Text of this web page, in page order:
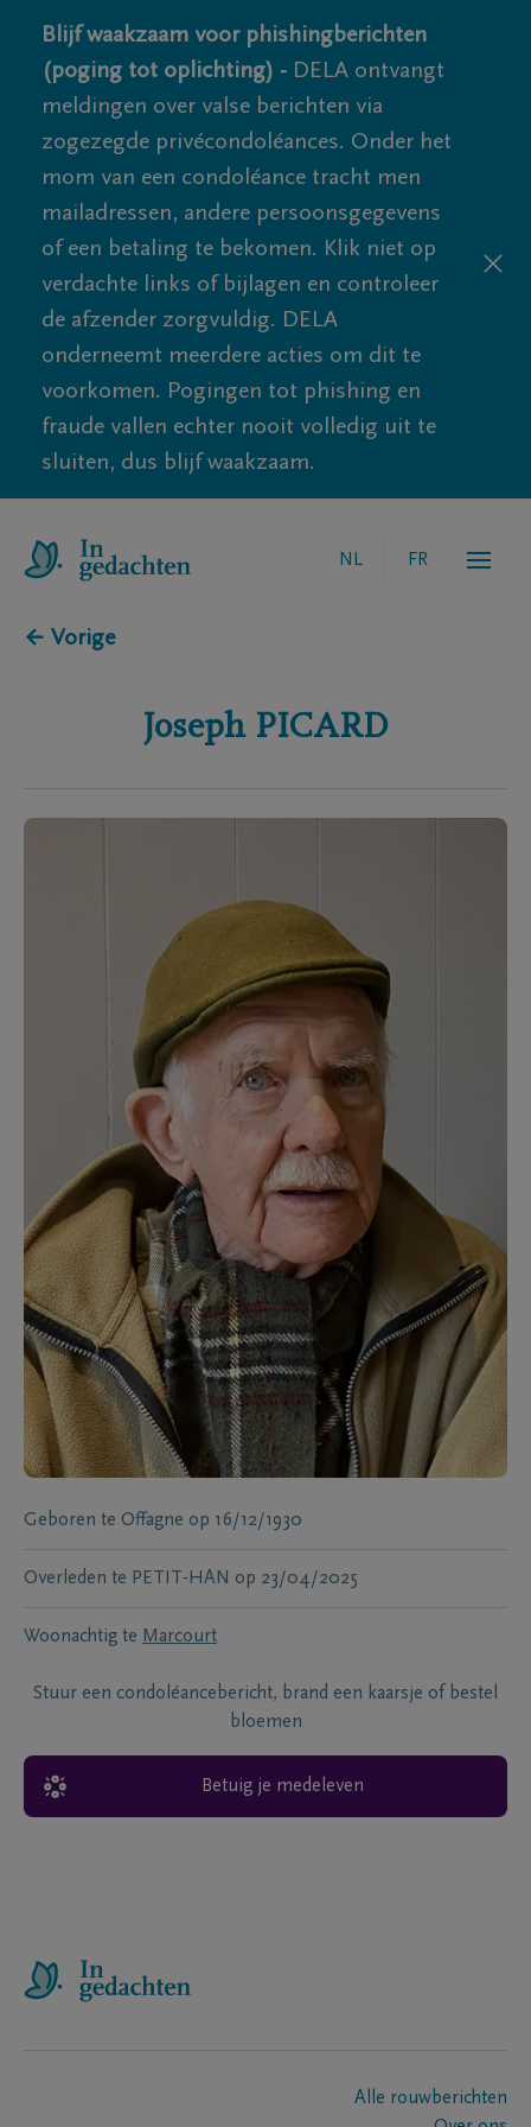
Blijf waakzaam voor phishingberichten
(poging tot oplichting) - DELA ontvangt
meldingen over valse berichten via
zogezegde privécondoléances. Onder het
mom van een condoléance tracht men
mailadressen, andere persoonsgegevens
of een betaling te bekomen. Klik niet op
verdachte links of bijlagen en controleer
de afzender zorgvuldig. DELA
onderneemt meerdere acties om dit te
voorkomen. Pogingen tot phishing en
fraude vallen echter nooit volledig uit te
sluiten, dus blijf waakzaam.
NL FR
← Vorige
Joseph PICARD
Geboren te Offagne op 16/12/1930
Overleden te PETIT-HAN op 23/04/2025
Woonachtig te Marcourt
Stuur een condoléancebericht, brand een kaarsje of bestel
bloemen
Betuig je medeleven
Alle rouwberichten